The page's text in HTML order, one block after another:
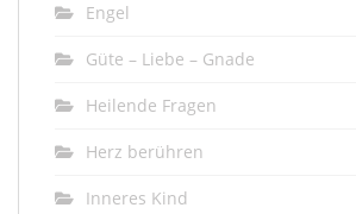
Engel
Güte – Liebe – Gnade
Heilende Fragen
Herz berühren
Inneres Kind